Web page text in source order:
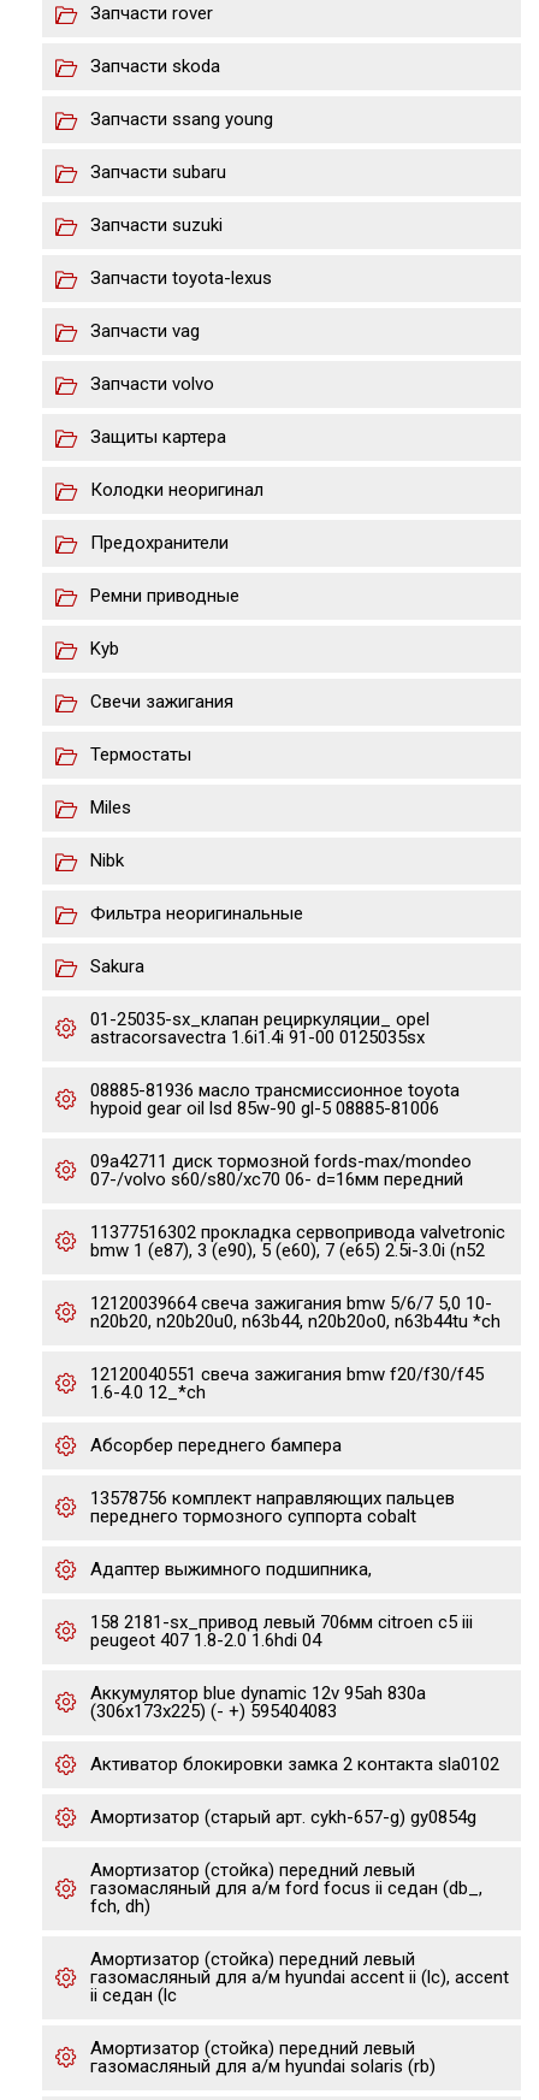
Запчасти rover
Запчасти skoda
Запчасти ssang young
Запчасти subaru
Запчасти suzuki
Запчасти toyota-lexus
Запчасти vag
Запчасти volvo
Защиты картера
Колодки неоригинал
Предохранители
Ремни приводные
Kyb
Свечи зажигания
Термостаты
Miles
Nibk
Фильтра неоригинальные
Sakura
01-25035-sx_клапан рециркуляции_ opel
astracorsavectra 1.6i1.4i 91-00 0125035sx
08885-81936 масло тpансмиссионное toyota
hypoid gear oil lsd 85w-90 gl-5 08885-81006
09a42711 диск тормозной fords-max/mondeo
07-/volvo s60/s80/xc70 06- d=16мм передний
11377516302 прокладка сервопривода valvetronic
bmw 1 (e87), 3 (e90), 5 (e60), 7 (e65) 2.5i-3.0i (n52
12120039664 свеча зажигания bmw 5/6/7 5,0 10-
n20b20, n20b20u0, n63b44, n20b20o0, n63b44tu *ch
12120040551 свеча зажигания bmw f20/f30/f45
1.6-4.0 12_*ch
Абсорбер переднего бампера
13578756 комплект направляющих пальцев
переднего тормозного суппорта cobalt
Адаптер выжимного подшипника,
158 2181-sx_привод левый 706мм citroen c5 iii
peugeot 407 1.8-2.0 1.6hdi 04
Аккумулятор blue dynamic 12v 95ah 830а
(306x173x225) (- +) 595404083
Активатор блокировки замка 2 контакта sla0102
Амортизатор (старый арт. cykh-657-g) gy0854g
Амортизатор (стойка) передний левый
газомасляный для а/м ford focus ii седан (db_,
fch, dh)
Амортизатор (стойка) передний левый
газомасляный для а/м hyundai accent ii (lc), accent
ii седан (lc
Амортизатор (стойка) передний левый
газомасляный для а/м hyundai solaris (rb)